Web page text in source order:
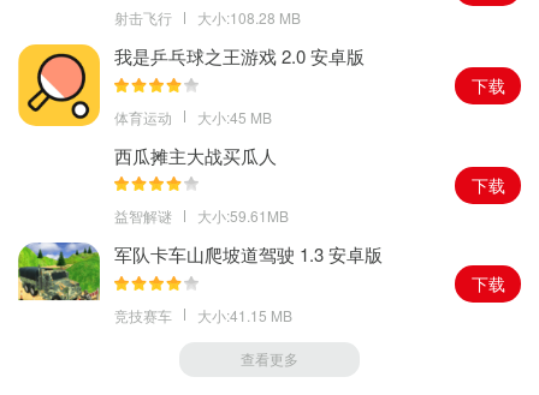
射击飞行 大小:108.28 MB
我是乒乓球之王游戏 2.0 安卓版
体育运动 大小:45 MB
下载
西瓜摊主大战买瓜人
益智解谜 大小:59.61MB
下载
军队卡车山爬坡道驾驶 1.3 安卓版
竞技赛车 大小:41.15 MB
下载
查看更多